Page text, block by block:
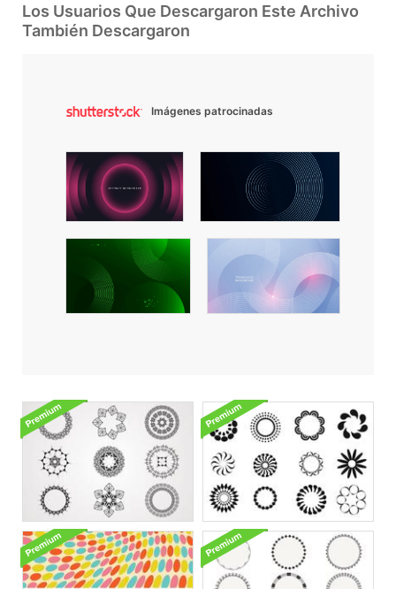
Los Usuarios Que Descargaron Este Archivo
También Descargaron
Imágenes patrocinadas